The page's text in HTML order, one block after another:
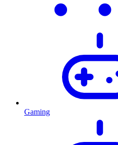
Gaming